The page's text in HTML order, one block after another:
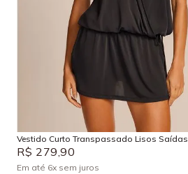
P G GG
Adicionar na sacola
Vestido Curto Transpassado Lisos Saídas
R$ 279,90
Em até 6x sem juros